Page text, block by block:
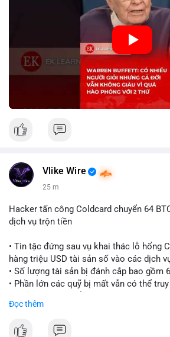
đóng góp xã hội và bảo vệ tài sản giúp
bền vững tài chính mà Buffett đề cao.
🎥 Xem video trực tiếp tại:
Nguồn: KIEN THUC KINH TE
Vlike Wire
25 m
Hacker tấn công Coldcard chuyển 64
dịch vụ trộn tiền
• Tin tặc đứng sau vụ khai thác lỗ hổng
hàng triệu USD tài sản số vào các dịch
• Số lượng tài sản bị đánh cắp bao gồm
• Phần lớn các quỹ bị mất vẫn có thể
#cryptonews
Đọc thêm